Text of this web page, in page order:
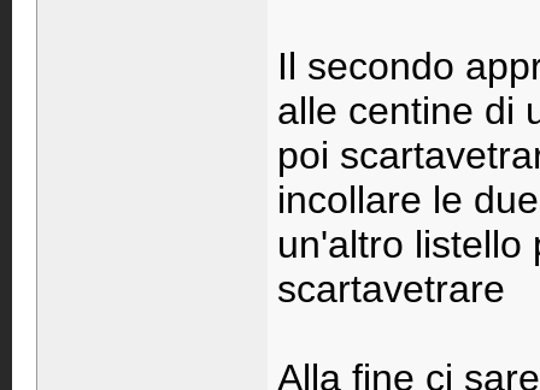
Il secondo
alle centine di
poi
incollare le
un'altro listello
scartavetrare
Alla fine ci